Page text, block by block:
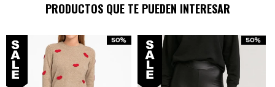
PRODUCTOS QUE TE PUEDEN INTERESAR